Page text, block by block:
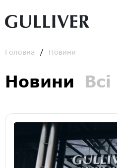
Головна Новини
Новини Всі